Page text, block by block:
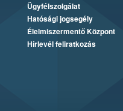
Ügyfélszolgálat
Hatósági jogsegély
Élelmiszermentő Központ
Hírlevél feliratkozás